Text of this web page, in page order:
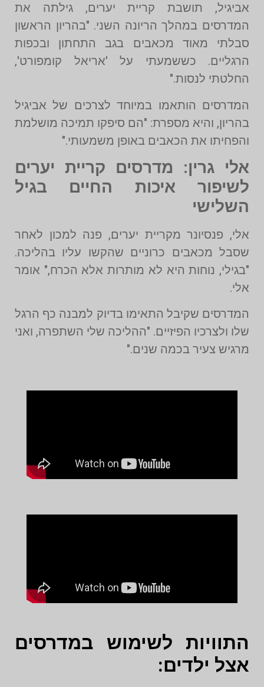
אביגיל, תושבת קריית יערים, גילתה את
המדרסים במהלך הריונה השני. "בהריון הראשון
סבלתי מאוד מכאבים בגב התחתון ובכפות
הרגליים. כששמעתי על 'אריאל קומפורט',
החלטתי לנסות."
המדרסים הותאמו במיוחד לצרכים של אביגיל
בהריון, והיא מספרת: "הם סיפקו תמיכה מושלמת
והפחיתו את הכאבים באופן משמעותי."
אלי גרין: מדרסים קריית יערים
לשיפור איכות החיים בגיל
השלישי
אלי, פנסיונר מקריית יערים, פנה למכון לאחר
שסבל מכאבים כרוניים שהקשו עליו בהליכה.
"בגילי, נוחות היא לא מותרות אלא הכרח," אומר
אלי.
המדרסים שקיבל התאימו בדיוק למבנה כף הרגל
שלו ולצרכיו הפיזיים. "ההליכה שלי השתפרה, ואני
מרגיש צעיר בכמה שנים."
התוויות לשימוש במדרסים
אצל ילדים: